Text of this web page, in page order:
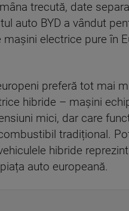
trecută, date
auto BYD a vândut
electrice pure în
preferă tot mai
hibride – mașini
mici, dar care
tradițional.
hibride
auto europeană.